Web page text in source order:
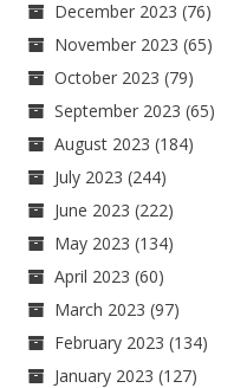
December 2023 (76)
November 2023 (65)
October 2023 (79)
September 2023 (65)
August 2023 (184)
July 2023 (244)
June 2023 (222)
May 2023 (134)
April 2023 (60)
March 2023 (97)
February 2023 (134)
January 2023 (127)